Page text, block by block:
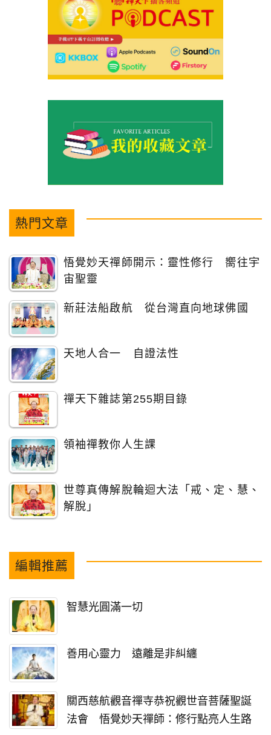
熱門文章
悟覺妙天禪師開示：靈性修行 嚮往宇
宙聖靈
新莊法船啟航 從台灣直向地球佛國
天地人合一 自證法性
禪天下雜誌第255期目錄
領袖禪教你人生課
世尊真傳解脫輪迴大法「戒、定、慧、
解脫」
編輯推薦
智慧光圓滿一切
善用心靈力 遠離是非糾纏
關西慈航觀音禪寺恭祝觀世音菩薩聖誕
法會 悟覺妙天禪師：修行點亮人生路